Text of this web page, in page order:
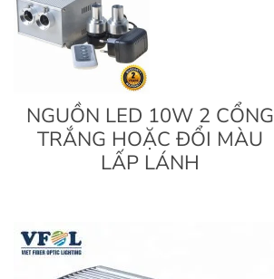
NGUỒN LED 10W 2 CỔNG
TRẮNG HOẶC ĐỔI MÀU
LẤP LÁNH